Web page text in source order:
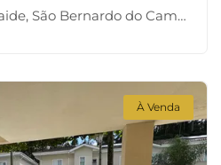
São Bernardo do Campo-SP
À Venda